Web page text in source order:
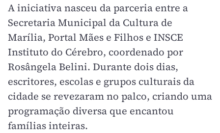
A iniciativa nasceu da parceria entre a
Secretaria Municipal da Cultura de
Marília, Portal Mães e Filhos e INSCE
Instituto do Cérebro, coordenado por
Rosângela Belini. Durante dois dias,
escritores, escolas e grupos culturais da
cidade se revezaram no palco, criando uma
programação diversa que encantou
famílias inteiras.